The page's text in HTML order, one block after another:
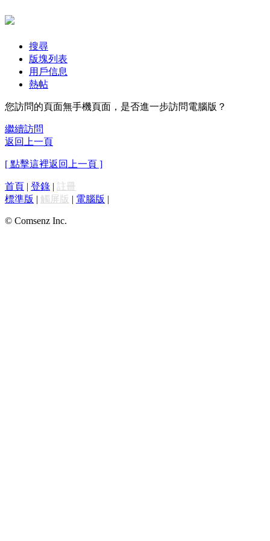
搜尋
版塊列表
用戶信息
熱帖
您訪問的頁面無手機頁面，是否進一步訪問電腦版？
繼續訪問
返回上一頁
[ 點擊這裡返回上一頁 ]
首頁 | 登錄 | 註冊
標準版 | 觸屏版 | 電腦版 |
© Comsenz Inc.